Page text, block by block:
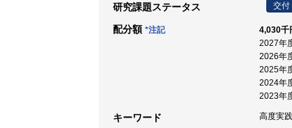
研究課題ステータス 交付
配分額 *注記
4,030千
2027年
2026年
2025年
2024年
2023年
キーワード 高度実